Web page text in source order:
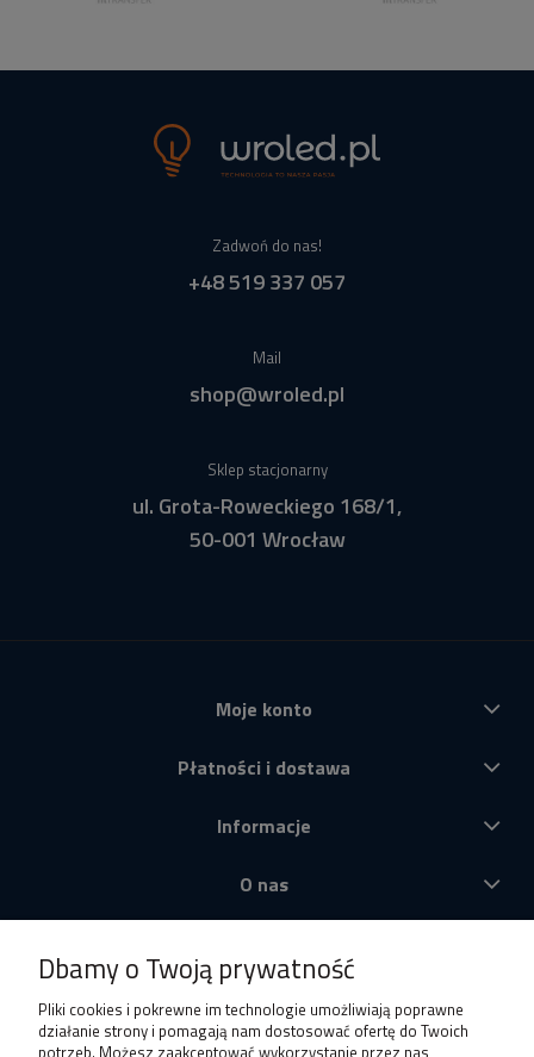
Zadwoń do nas!
+48 519 337 057
Mail
shop@wroled.pl
Sklep stacjonarny
ul. Grota-Roweckiego 168/1,
50-001 Wrocław
Moje konto
Płatności i dostawa
Informacje
O nas
Dbamy o Twoją prywatność
Pliki cookies i pokrewne im technologie umożliwiają poprawne
działanie strony i pomagają nam dostosować ofertę do Twoich
potrzeb. Możesz zaakceptować wykorzystanie przez nas